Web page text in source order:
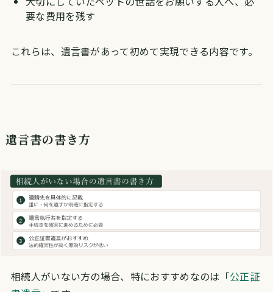
要な費用を残す
これらは、遺言書があって初めて実現できる内容です。
遺言書の書き方
相続人がいない方の場合、特におすすめなのは「公正証